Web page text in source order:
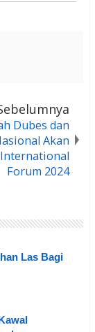
Dubes dan
Akan
Forum 2024
Las Bagi